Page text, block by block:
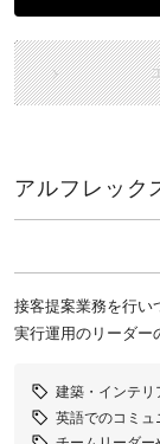
アルフレック
接客提案業務を行い
実行運用のリーダー
建築・インテ
英語でのコミ